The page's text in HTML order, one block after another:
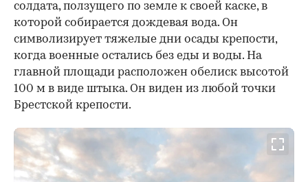
солдата, ползущего по земле к своей каске, в
которой собирается дождевая вода. Он
символизирует тяжелые дни осады крепости,
когда военные остались без еды и воды. На
главной площади расположен обелиск высотой
100 м в виде штыка. Он виден из любой точки
Брестской крепости.